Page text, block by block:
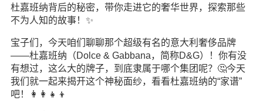
杜嘉班纳背后的秘密，带你走进它的奢华世界，探索那些
不为人知的故事！✨
宝子们，今天咱们聊聊那个超级有名的意大利奢侈品牌
——杜嘉班纳（Dolce & Gabbana，简称D&G）！你有没
有想过，这么大的牌子，到底隶属于哪个集团呢？🤔今天
我们就一起来揭开这个神秘面纱，看看杜嘉班纳的“家谱”
吧！👩‍👩‍👧‍👦